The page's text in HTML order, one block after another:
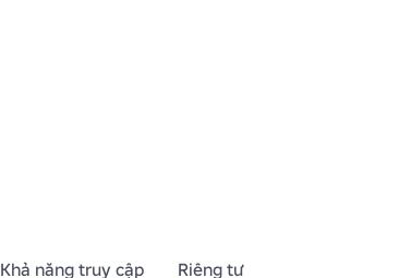
Khả năng truy cập Riêng tư